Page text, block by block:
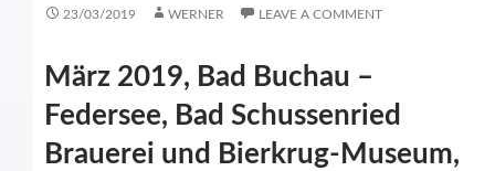
23/03/2019 WERNER LEAVE A COMMENT
März 2019, Bad Buchau –
Federsee, Bad Schussenried
Brauerei und Bierkrug-Museum,